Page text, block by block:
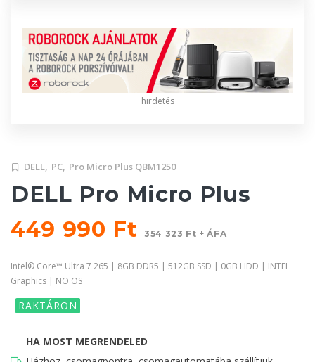
hirdetés
DELL, PC, Pro Micro Plus QBM1250
DELL Pro Micro Plus
449 990 Ft
354 323 Ft + ÁFA
Intel® Core™ Ultra 7 265 | 8GB DDR5 | 512GB SSD | 0GB HDD | INTEL
Graphics | NO OS
RAKTÁRON
HA MOST MEGRENDELED